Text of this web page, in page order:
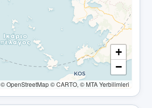
+
−
© OpenStreetMap © CARTO, © MTA Yerbilimleri